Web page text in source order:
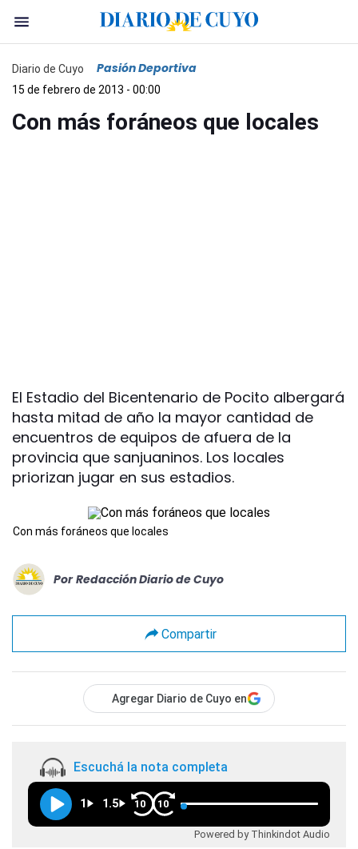
Diario de Cuyo Pasión Deportiva
15 de febrero de 2013 - 00:00
Con más foráneos que locales
El Estadio del Bicentenario de Pocito albergará
hasta mitad de año la mayor cantidad de
encuentros de equipos de afuera de la
provincia que sanjuaninos. Los locales
priorizan jugar en sus estadios.
Con más foráneos que locales
Por Redacción Diario de Cuyo
Compartir
Agregar Diario de Cuyo en
Escuchá la nota completa
1 1.5 10 10
Powered by Thinkindot Audio